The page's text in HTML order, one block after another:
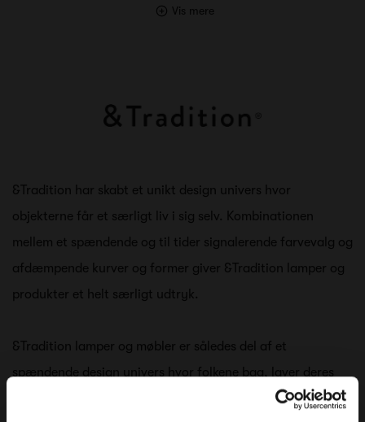
Vis mere
&Tradition har skabt et unikt design univers hvor
objekterne får et særligt liv i sig selv. Kombinationen
mellem et spændende og til tider signalerende farvevalg og
afdæmpende kurver og former giver &Tradition lamper og
produkter et helt særligt udtryk.
&Tradition lamper og møbler er således del af et
spændende design univers hvor folkene bag, laver deres
egne regler. Det er en fornøjelse at se resultaterne - og det